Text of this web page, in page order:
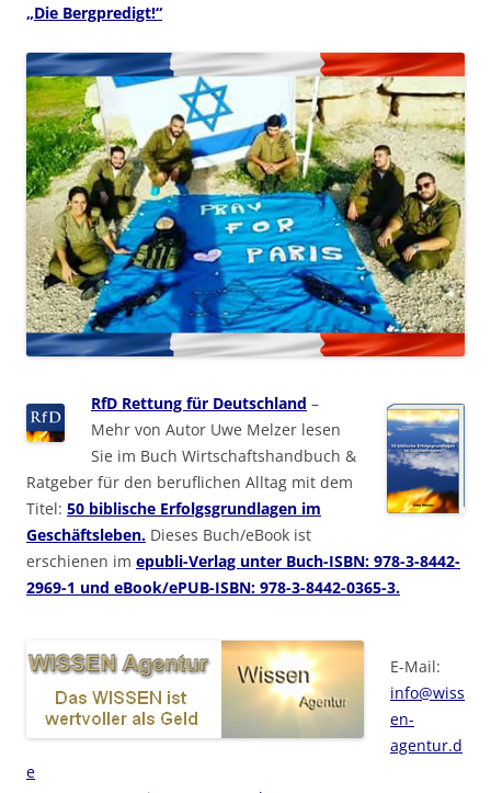
„Die Bergpredigt!“
RfD Rettung für Deutschland –
Mehr von Autor Uwe Melzer lesen
Sie im Buch Wirtschaftshandbuch &
Ratgeber für den beruflichen Alltag mit dem
Titel: 50 biblische Erfolgsgrundlagen im
Geschäftsleben. Dieses Buch/eBook ist
erschienen im epubli-Verlag unter Buch-ISBN: 978-3-8442-
2969-1 und eBook/ePUB-ISBN: 978-3-8442-0365-3.
E-Mail:
info@wiss
en-
agentur.d
e